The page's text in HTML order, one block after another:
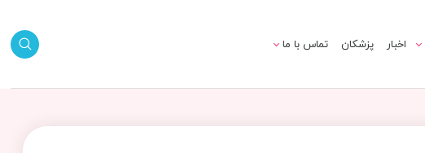
اخبار پزشکان تماس با ما